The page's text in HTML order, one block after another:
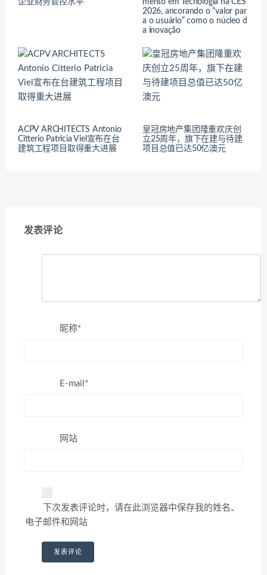
企业财务管控水平
mento em Tecnologia na CES
2026, ancorando o “valor par
a o usuário” como o núcleo d
a inovação
ACPV ARCHITECTS Antonio
Citterio Patricia Viel宣布在台
建筑工程项目取得重大进展
皇冠房地产集团隆重欢庆创
立25周年，旗下在建与待建
项目总值已达50亿澳元
发表评论
昵称*
E-mail*
网站
下次发表评论时，请在此浏览器中保存我的姓名、
电子邮件和网站